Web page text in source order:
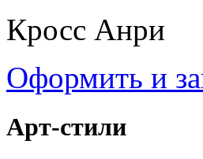
Кросс Анри
Оформить и
Арт-стили